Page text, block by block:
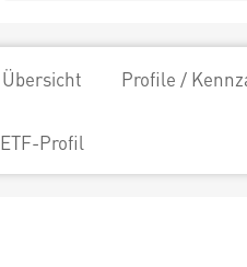
Übersicht Profile /
ETF-Profil